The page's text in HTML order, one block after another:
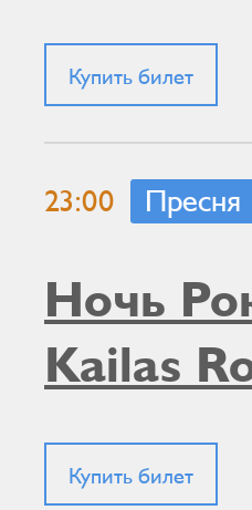
Купить билет
23:00 Пресня
Ночь
Kailas
Купить билет